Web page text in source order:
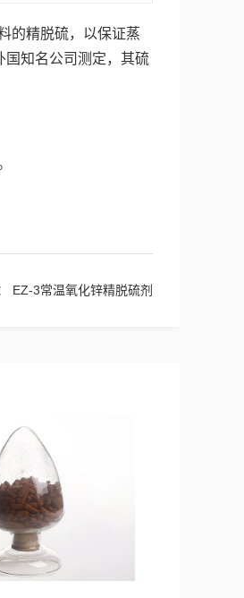
的精脱硫，以保证蒸
知名公司测定，其硫
EZ-3常温氧化锌精脱硫剂